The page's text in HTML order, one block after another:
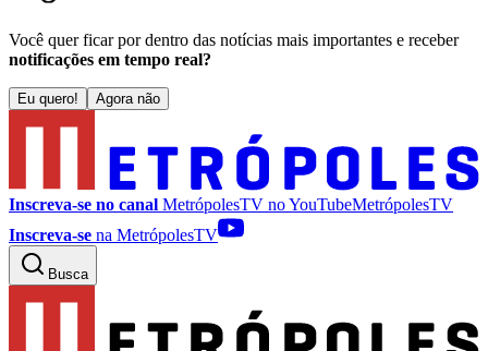
Você quer ficar por dentro das notícias mais importantes e receber
notificações em tempo real?
Eu quero! Agora não
Inscreva-se no canal MetrópolesTV noYouTubeMetrópolesTV
Inscreva-se na MetrópolesTV
Busca